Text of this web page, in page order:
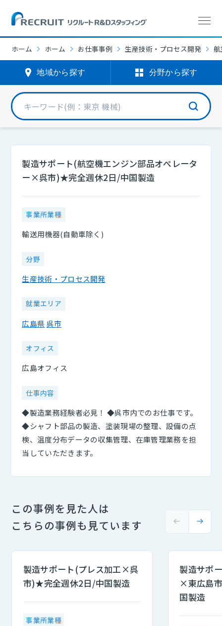
ホーム ホーム お仕事事例 生産技術・プロセス開発
地域から探す 分野から探す
製造サポート(航空機エンジン部品オぺレータ
ー×呉市)★完全週休2日/中国製造
事業所業種
輸送用機器(自動車除く)
分野
生産技術・プロセス開発
就業エリア
広島県 呉市
オフィス
広島オフィス
仕事内容
◆製造業務経験者必見！ ◆呉市内でのお仕事です。
◆シャフト部品の製造、塗装現場の整理、設備の点
検、温度分布データの収集管理、在庫管理業務を担
当していただきます。
この事例を見た人は
こちらの事例も見ています
製造サポート(プレス加工×呉
市)★完全週休2日/中国製造
事業所業種
製造サポ
×東広島
国製造